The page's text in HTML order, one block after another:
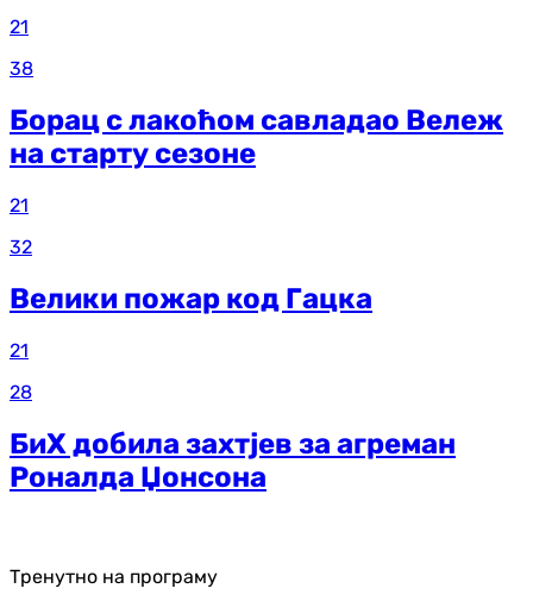
21
38
Борац с лакоћом савладао Вележ
на старту сезоне
21
32
Велики пожар код Гацка
21
28
БиХ добила захтјев за агреман
Роналда Џонсона
Тренутно на програму